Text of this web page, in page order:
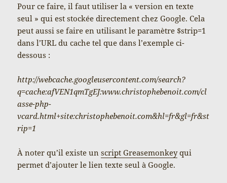
Pour ce faire, il faut utiliser la « version en texte
seul » qui est stockée directement chez Google. Cela
peut aussi se faire en utilisant le paramètre $strip=1
dans l’URL du cache tel que dans l’exemple ci-
dessous :
http://webcache.googleusercontent.com/search?
q=cache:afVEN1qmTgEJ:www.christophebenoit.com/cl
asse-php-
vcard.html+site:christophebenoit.com&hl=fr&gl=fr&st
rip=1
À noter qu’il existe unscript Greasemonkeyqui
permet d’ajouter le lien texte seul à Google.